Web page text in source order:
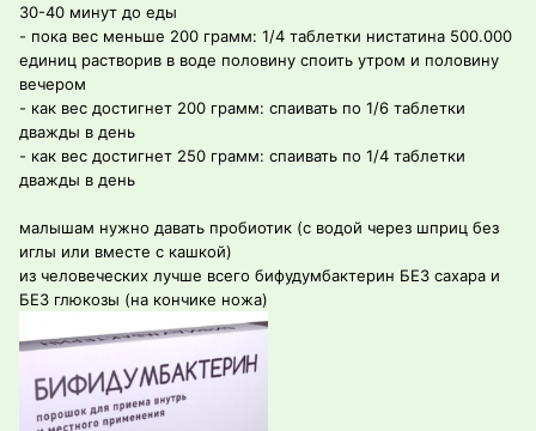
30-40 минут до еды
- пока вес меньше 200 грамм: 1/4 таблетки нистатина 500.000
единиц растворив в воде половину споить утром и половину
вечером
- как вес достигнет 200 грамм: спаивать по 1/6 таблетки
дважды в день
- как вес достигнет 250 грамм: спаивать по 1/4 таблетки
дважды в день
малышам нужно давать пробиотик (с водой через шприц без
иглы или вместе с кашкой)
из человеческих лучше всего бифудумбактерин БЕЗ сахара и
БЕЗ глюкозы (на кончике ножа)